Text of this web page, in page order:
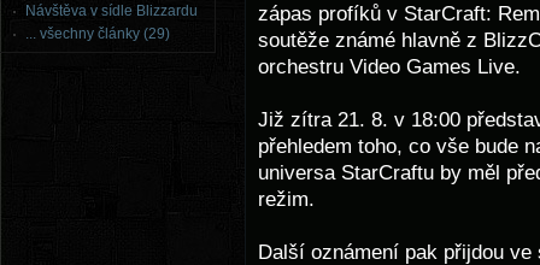
Návštěva v sídle Blizzardu
... všechny články (29)
zápas profíků v StarCraft:
soutěže známé hlavně z
orchestru Video Games Live.
Již zítra 21. 8. v 18:00
přehledem toho, co vše bude
universa StarCraftu by měl
režim.
Další oznámení pak přijdou